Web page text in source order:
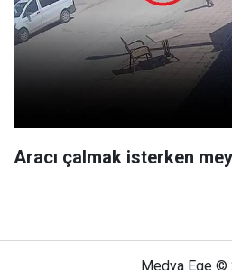
Aracı çalmak isterken
Medya Ege ©